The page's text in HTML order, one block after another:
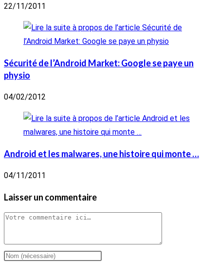
22/11/2011
Sécurité de l’Android Market: Google se paye un
physio
04/02/2012
Android et les malwares, une histoire qui monte …
04/11/2011
Laisser un commentaire
Comment
Enter